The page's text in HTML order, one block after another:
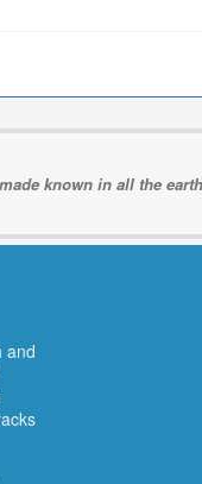
known in all the
and